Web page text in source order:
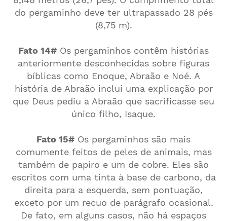
do pergaminho deve ter ultrapassado 28 pés
(8,75 m).
Fato 14# Os pergaminhos contêm histórias
anteriormente desconhecidas sobre figuras
bíblicas como Enoque, Abraão e Noé. A
história de Abraão inclui uma explicação por
que Deus pediu a Abraão que sacrificasse seu
único filho, Isaque.
Fato 15# Os pergaminhos são mais
comumente feitos de peles de animais, mas
também de papiro e um de cobre. Eles são
escritos com uma tinta à base de carbono, da
direita para a esquerda, sem pontuação,
exceto por um recuo de parágrafo ocasional.
De fato, em alguns casos, não há espaços